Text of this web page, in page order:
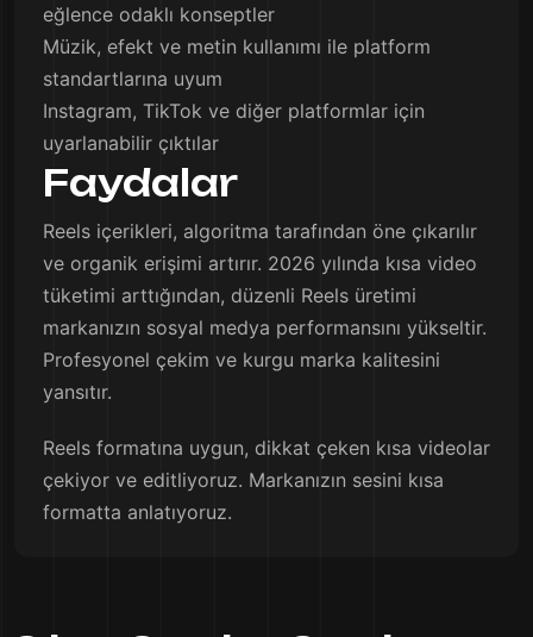
eğlence odaklı konseptler
Müzik, efekt ve metin kullanımı ile platform
standartlarına uyum
Instagram, TikTok ve diğer platformlar için
uyarlanabilir çıktılar
Faydalar
Reels içerikleri, algoritma tarafından öne çıkarılır
ve organik erişimi artırır. 2026 yılında kısa video
tüketimi arttığından, düzenli Reels üretimi
markanızın sosyal medya performansını yükseltir.
Profesyonel çekim ve kurgu marka kalitesini
yansıtır.
Reels formatına uygun, dikkat çeken kısa videolar
çekiyor ve editliyoruz. Markanızın sesini kısa
formatta anlatıyoruz.